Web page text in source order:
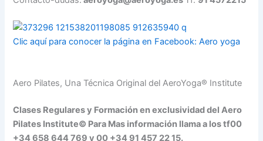
Clic aquí para conocer la página en Facebook: Aero yoga
Aero Pilates, Una Técnica Original del AeroYoga® Institute
Clases Regulares y Formación en exclusividad del Aero
Pilates Institute© Para Mas información llama a los tf00
+34 658 644 769 y 00 +34 91 457 22 15.